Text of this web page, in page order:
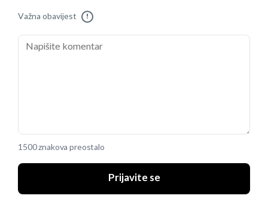
Važna obavijest !
1500 znakova preostalo
Prijavite se